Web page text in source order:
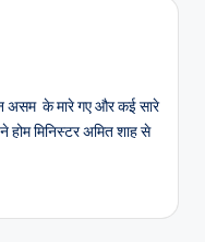
असम के मारे गए और कई सारे
होम मिनिस्टर अमित शाह से